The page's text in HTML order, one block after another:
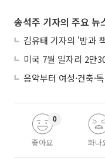
송석주 기자의 주요 뉴
미국 7월 일자리 2만
좋아요
0
화나